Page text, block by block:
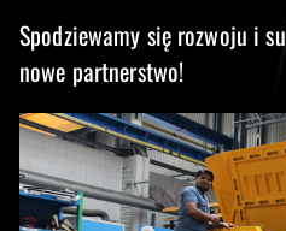
Spodziewamy się rozwoju i
nowe partnerstwo!